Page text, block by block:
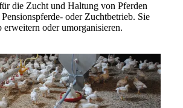
die Zucht und Haltung von Pferden
oder Zuchtbetrieb. Sie
oder umorganisieren.